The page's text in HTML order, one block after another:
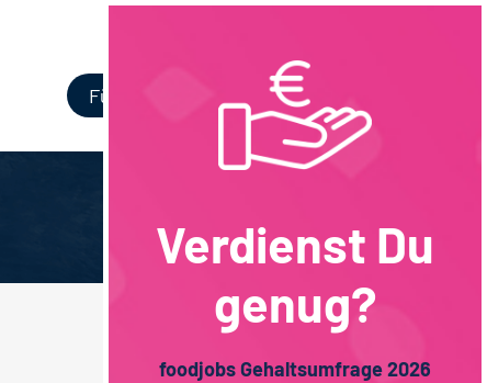
Für Unternehmen
Verdienst Du
genug?
foodjobs Gehaltsumfrage 2026